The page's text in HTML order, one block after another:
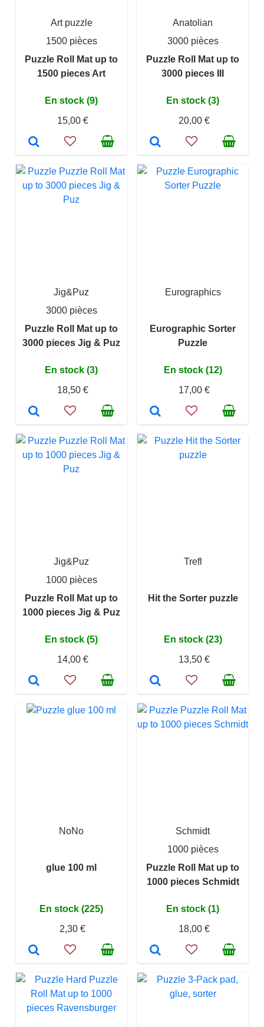
Art puzzle
1500 pièces
Puzzle Roll Mat up to
1500 pieces Art
En stock (9)
15,00 €
Anatolian
3000 pièces
Puzzle Roll Mat up to
3000 pieces III
En stock (3)
20,00 €
Jig&Puz
3000 pièces
Puzzle Roll Mat up to
3000 pieces Jig & Puz
En stock (3)
18,50 €
Eurographics
Eurographic Sorter
Puzzle
En stock (12)
17,00 €
Jig&Puz
1000 pièces
Puzzle Roll Mat up to
1000 pieces Jig & Puz
En stock (5)
14,00 €
Trefl
Hit the Sorter puzzle
En stock (23)
13,50 €
NoNo
glue 100 ml
En stock (225)
2,30 €
Schmidt
1000 pièces
Puzzle Roll Mat up to
1000 pieces Schmidt
En stock (1)
18,00 €